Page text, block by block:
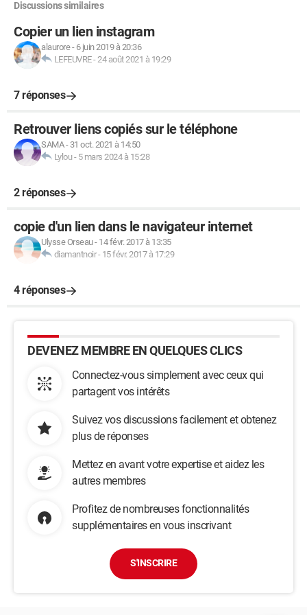
Discussions similaires
Copier un lien instagram
alaurore- 6 juin 2019 à 20:36
LEFEUVRE-24 août 2021 à 19:29
7 réponses
Retrouver liens copiés sur le téléphone
SAMA- 31 oct. 2021 à 14:50
Lylou- 5 mars 2024 à 15:28
2 réponses
copie d'un lien dans le navigateur internet
Ulysse Orseau- 14 févr. 2017 à 13:35
diamantnoir- 15 févr. 2017 à 17:29
4 réponses
DEVENEZ MEMBRE EN QUELQUES CLICS
Connectez-vous simplement avec ceux qui
partagent vos intérêts
Suivez vos discussions facilement et obtenez
plus de réponses
Mettez en avant votre expertise et aidez les
autres membres
Profitez de nombreuses fonctionnalités
supplémentaires en vous inscrivant
S'INSCRIRE